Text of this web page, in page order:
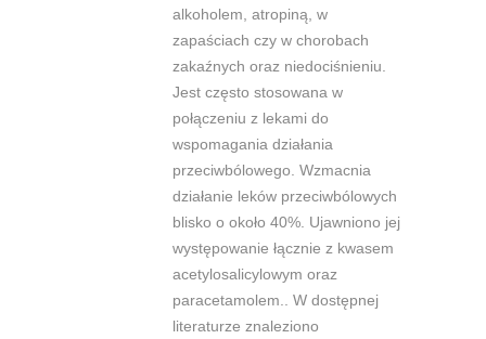
alkoholem, atropiną, w
zapaściach czy w chorobach
zakaźnych oraz niedociśnieniu.
Jest często stosowana w
połączeniu z lekami do
wspomagania działania
przeciwbólowego. Wzmacnia
działanie leków przeciwbólowych
blisko o około 40%. Ujawniono jej
występowanie łącznie z kwasem
acetylosalicylowym oraz
paracetamolem.. W dostępnej
literaturze znaleziono